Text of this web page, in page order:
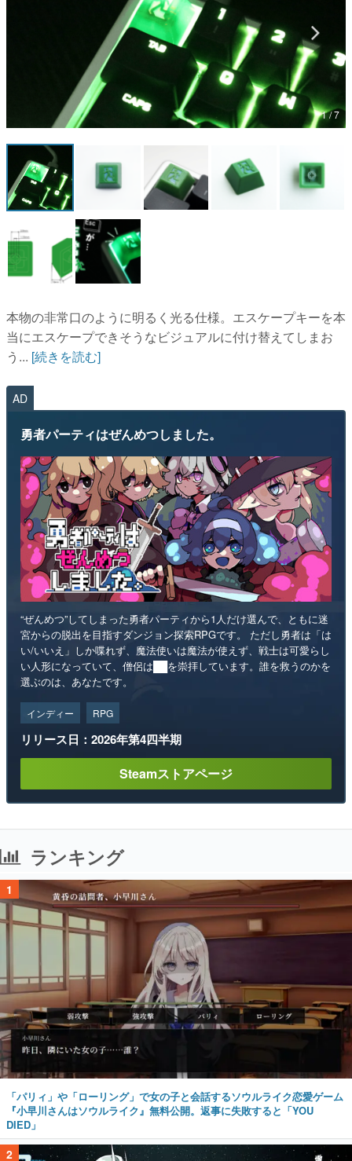
「経験値」「裏技」「ラスボス」… ゲームにまつわる言葉
の起源や用法の変遷を、コンピューター文化史研究家・タ
イニーP氏が徹底調査。
カテゴリ
特集記事
マンガ
女性向け
アプリレビュー
その他
電ファミニコゲーマーとは？
1 / 7
本物の非常口のように明るく光る仕様。エスケープキーを本
当にエスケープできそうなビジュアルに付け替えてしまお
AD
“ぜんめつ”してしまった勇者パーティから1人だけ選んで、ともに迷
宮からの脱出を目指すダンジョン探索RPGです。 ただし勇者は「は
い/いいえ」しか喋れず、魔法使いは魔法が使えず、戦士は可愛らし
選ぶのは、あなたです。
インディー RPG
リリース日：2026年第4四半期
ランキング
1
「パリィ」や「ローリング」で女の子と会話するソウルライク恋愛ゲーム
『小早川さんはソウルライク』無料公開。返事に失敗すると「YOU
DIED」
2